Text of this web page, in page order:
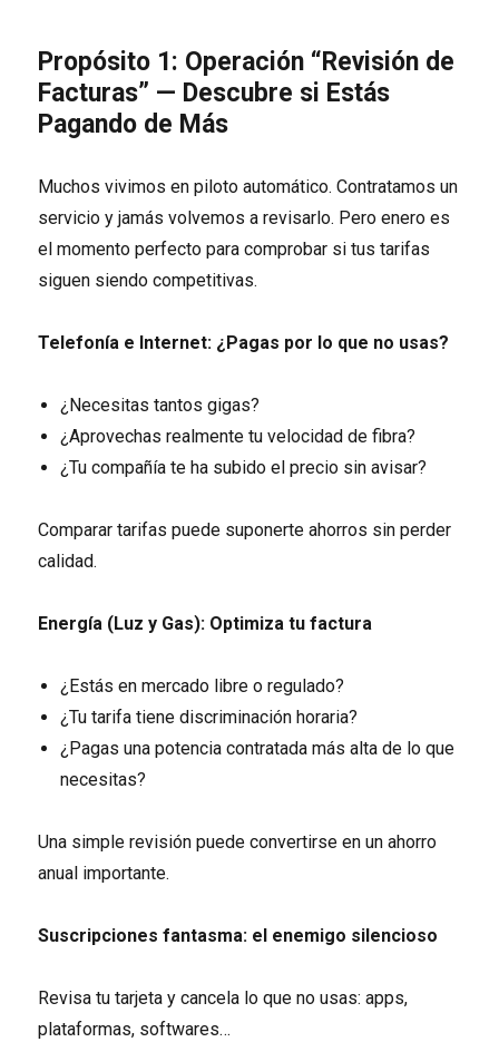
Propósito 1: Operación “Revisión de
Facturas” — Descubre si Estás
Pagando de Más
Muchos vivimos en piloto automático. Contratamos un
servicio y jamás volvemos a revisarlo. Pero enero es
el momento perfecto para comprobar si tus tarifas
siguen siendo competitivas.
Telefonía e Internet: ¿Pagas por lo que no usas?
¿Necesitas tantos gigas?
¿Aprovechas realmente tu velocidad de fibra?
¿Tu compañía te ha subido el precio sin avisar?
Comparar tarifas puede suponerte ahorros sin perder
calidad.
Energía (Luz y Gas): Optimiza tu factura
¿Estás en mercado libre o regulado?
¿Tu tarifa tiene discriminación horaria?
¿Pagas una potencia contratada más alta de lo que
necesitas?
Una simple revisión puede convertirse en un ahorro
anual importante.
Suscripciones fantasma: el enemigo silencioso
Revisa tu tarjeta y cancela lo que no usas: apps,
plataformas, softwares…